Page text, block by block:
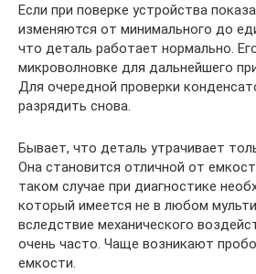
Если при поверке устройства
изменяются от минимального до
что деталь работает нормально.
микроволновке для дальнейшего
Для очередной проверки
разрядить снова.
Бывает, что деталь утрачивает
Она становится отличной от
таком случае при диагностике
который имеется не в любом
вследствие механического
очень часто. Чаще возникают
емкости.